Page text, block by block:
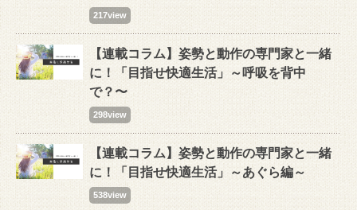
217view
【連載コラム】姿勢と動作の専門家と一緒
に！「目指せ快適生活」～呼吸を背中
で？〜
298view
【連載コラム】姿勢と動作の専門家と一緒
に！「目指せ快適生活」～あぐら編～
538view